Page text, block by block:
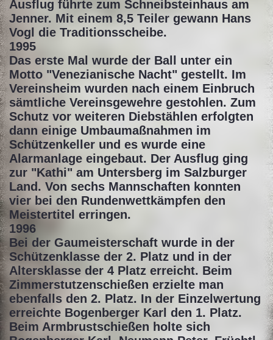
Ausflug führte zum Schneibsteinhaus am
Jenner. Mit einem 8,5 Teiler gewann Hans
Vogl die Traditionsscheibe.
1995
Das erste Mal wurde der Ball unter ein
Motto "Venezianische Nacht" gestellt. Im
Vereinsheim wurden nach einem Einbruch
sämtliche Vereinsgewehre gestohlen. Zum
Schutz vor weiteren Diebstählen erfolgten
dann einige Umbaumaßnahmen im
Schützenkeller und es wurde eine
Alarmanlage eingebaut. Der Ausflug ging
zur "Kathi" am Untersberg im Salzburger
Land. Von sechs Mannschaften konnten
vier bei den Rundenwettkämpfen den
Meistertitel erringen.
1996
Bei der Gaumeisterschaft wurde in der
Schützenklasse der 2. Platz und in der
Altersklasse der 4 Platz erreicht. Beim
Zimmerstutzenschießen erzielte man
ebenfalls den 2. Platz. In der Einzelwertung
erreichte Bogenberger Karl den 1. Platz.
Beim Armbrustschießen holte sich